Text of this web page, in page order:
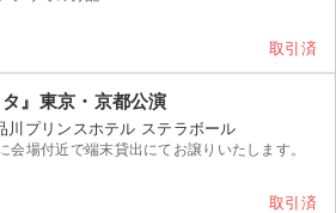
取引済
』東京・京都公演
プリンスホテル ステラボール
会場付近で端末貸出にてお譲りいたします。
取引済